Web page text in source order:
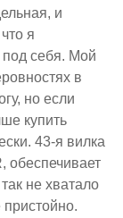
и
я
под себя. Мой
в
но если
купить
43-я вилка
обеспечивает
не хватало